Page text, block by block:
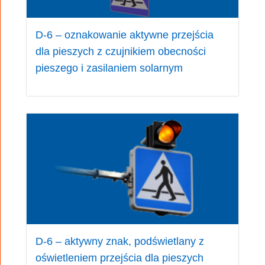
udostępnia przy pomocy przeglądarki
internetowej wszystkie funkcje niezbędne z
konfiguracją, diagnostyką i programowaniem
sterownika.
Przy pomocy tego serwisu można także testować
wgrane do sterownika oprogramowanie zarówno
w warunkach laboratoryjnych jak i na
D-6 – oznakowanie aktywne przejścia
dla pieszych z czujnikiem obecności
pieszego i zasilaniem solarnym
D-6 – aktywny znak, podświetlany z
oświetleniem przejścia dla pieszych